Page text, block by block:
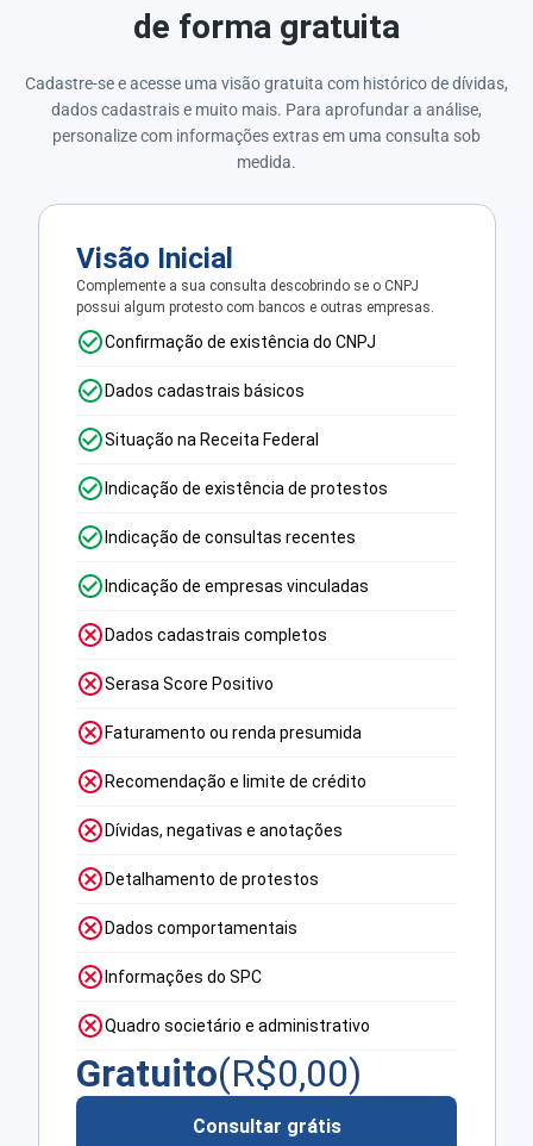
de forma gratuita
Cadastre-se e acesse uma visão gratuita com histórico de dívidas,
dados cadastrais e muito mais. Para aprofundar a análise,
personalize com informações extras em uma consulta sob
medida.
Visão Inicial
Complemente a sua consulta descobrindo se o CNPJ
possui algum protesto com bancos e outras empresas.
Confirmação de existência do CNPJ
Dados cadastrais básicos
Situação na Receita Federal
Indicação de existência de protestos
Indicação de consultas recentes
Indicação de empresas vinculadas
Dados cadastrais completos
Serasa Score Positivo
Faturamento ou renda presumida
Recomendação e limite de crédito
Dívidas, negativas e anotações
Detalhamento de protestos
Dados comportamentais
Informações do SPC
Quadro societário e administrativo
Gratuito(R$0,00)
Consultar grátis